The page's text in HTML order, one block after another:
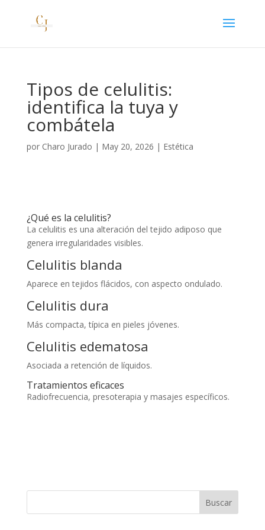
Tipos de celulitis:
identifica la tuya y
combátela
por Charo Jurado | May 20, 2026 | Estética
¿Qué es la celulitis?
La celulitis es una alteración del tejido adiposo que
genera irregularidades visibles.
Celulitis blanda
Aparece en tejidos flácidos, con aspecto ondulado.
Celulitis dura
Más compacta, típica en pieles jóvenes.
Celulitis edematosa
Asociada a retención de líquidos.
Tratamientos eficaces
Radiofrecuencia, presoterapia y masajes específicos.
Buscar